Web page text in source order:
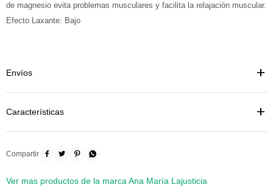
de magnesio evita problemas musculares y facilita la relajación muscular.
Efecto Laxante: Bajo
Envíos
Características
   
Ver mas productos de la marca Ana María Lajusticia